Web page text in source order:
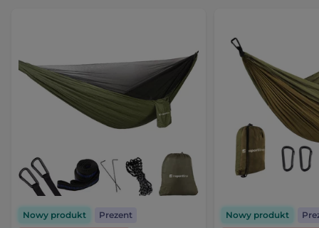
Nowy produkt
Prezent
Nowy produkt